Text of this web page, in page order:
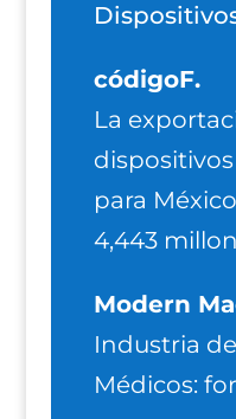
códigoF.
La
para
4,443
Modern
Industria
Médicos: